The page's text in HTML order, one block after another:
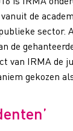
de
de
van IRMA de
gekozen